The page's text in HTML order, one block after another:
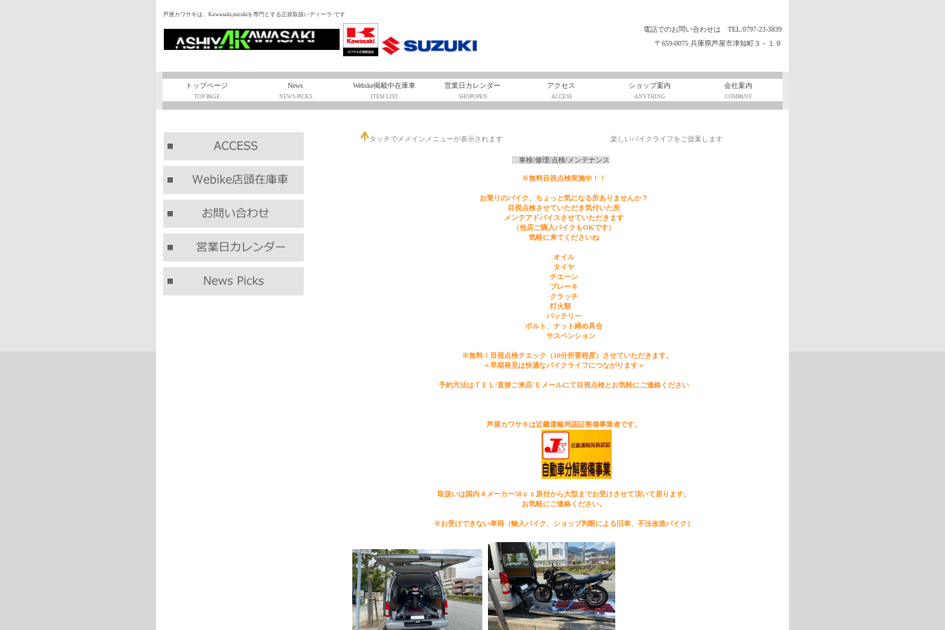
芦屋カワサキは、Kawasaki,suzukiを専門とする正規取扱いディーラ-です
電話でのお問い合わせは
TEL.0797-23-3839
〒659-0075 兵庫県芦屋市津知町３－１９
タッチでメメインメニューが表示されます 楽しいバイクライフをご提案します
車検/修理/点検/メンテナンス
※無料目視点検実施中！！
お乗りのバイク、ちょっと気になる所ありませんか？
目視点検させていただき気付いた所
メンテアドバイスさせていただきます
（他店ご購入バイクもOKです）
気軽に来てくださいね
オイル
タイヤ
チエーン
ブレーキ
クラッチ
灯火類
バッテリー
ボルト、ナット締め具合
サスペンション
※無料！目視点検チエック（10分所要程度）させていただきます。
＜早期発見は快適なバイクライフにつながります＞
予約方法はＴＥＬ/直接ご来店/Ｅメールにて目視点検とお気軽にご連絡ください
芦屋カワサキは近畿運輸局認証整備事業者です。
取扱いは国内４メーカー50ｃｃ原付から大型までお受けさせて頂いて居ります。
お気軽にご連絡ください。
※お受けできない車両（輸入バイク、ショップ判断による旧車、不法改造バイク）
トップページ
TOP PAGE
News
NEWS PICKS
Webike掲載中在庫車
ITEM LIST
営業日カレンダー
SHOPOPEN
アクセス
ACCESS
ショップ案内
ANYTHING
会社案内
COMPANY